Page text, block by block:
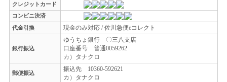
クレジットカード
コンビニ決済
代金引換
現金のみ対応 / 佐川急便eコレクト
銀行振込
ゆうちょ銀行 〇三八支店
口座番号 普通0059262
カ）タナクロ
郵便振込
振込先 10360-592621
カ）タナクロ